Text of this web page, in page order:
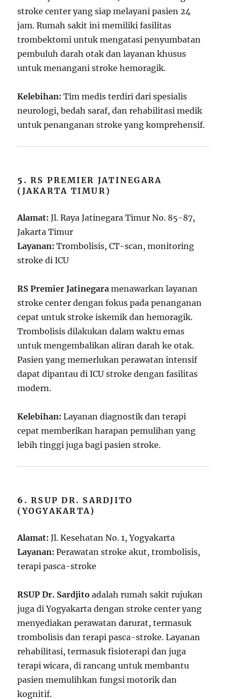
stroke center yang siap melayani pasien 24
jam. Rumah sakit ini memiliki fasilitas
trombektomi untuk mengatasi penyumbatan
pembuluh darah otak dan layanan khusus
untuk menangani stroke hemoragik.
Kelebihan: Tim medis terdiri dari spesialis
neurologi, bedah saraf, dan rehabilitasi medik
untuk penanganan stroke yang komprehensif.
5.RS PREMIER JATINEGARA
(JAKARTA TIMUR)
Alamat: Jl. Raya Jatinegara Timur No. 85-87,
Jakarta Timur
Layanan: Trombolisis, CT-scan, monitoring
stroke di ICU
RS Premier Jatinegara menawarkan layanan
stroke center dengan fokus pada penanganan
cepat untuk stroke iskemik dan hemoragik.
Trombolisis dilakukan dalam waktu emas
untuk mengembalikan aliran darah ke otak.
Pasien yang memerlukan perawatan intensif
dapat dipantau di ICU stroke dengan fasilitas
modern.
Kelebihan: Layanan diagnostik dan terapi
cepat memberikan harapan pemulihan yang
lebih tinggi juga bagi pasien stroke.
6.RSUP DR. SARDJITO
(YOGYAKARTA)
Alamat: Jl. Kesehatan No. 1, Yogyakarta
Layanan: Perawatan stroke akut, trombolisis,
terapi pasca-stroke
RSUP Dr. Sardjito adalah rumah sakit rujukan
juga di Yogyakarta dengan stroke center yang
menyediakan perawatan darurat, termasuk
trombolisis dan terapi pasca-stroke. Layanan
rehabilitasi, termasuk fisioterapi dan juga
terapi wicara, di rancang untuk membantu
pasien memulihkan fungsi motorik dan
kognitif.